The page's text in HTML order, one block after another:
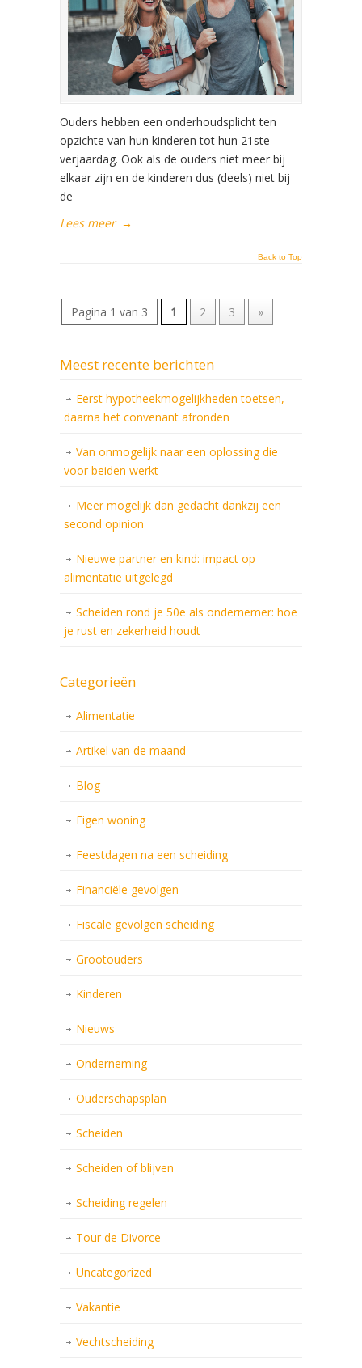
Ouders hebben een onderhoudsplicht ten
opzichte van hun kinderen tot hun 21ste
verjaardag. Ook als de ouders niet meer bij
elkaar zijn en de kinderen dus (deels) niet bij
de
Lees meer →
Back to Top
Pagina 1 van 3 1 2 3 »
Meest recente berichten
Eerst hypotheekmogelijkheden toetsen,
daarna het convenant afronden
Van onmogelijk naar een oplossing die
voor beiden werkt
Meer mogelijk dan gedacht dankzij een
second opinion
Nieuwe partner en kind: impact op
alimentatie uitgelegd
Scheiden rond je 50e als ondernemer: hoe
je rust en zekerheid houdt
Categorieën
Alimentatie
Artikel van de maand
Blog
Eigen woning
Feestdagen na een scheiding
Financiële gevolgen
Fiscale gevolgen scheiding
Grootouders
Kinderen
Nieuws
Onderneming
Ouderschapsplan
Scheiden
Scheiden of blijven
Scheiding regelen
Tour de Divorce
Uncategorized
Vakantie
Vechtscheiding